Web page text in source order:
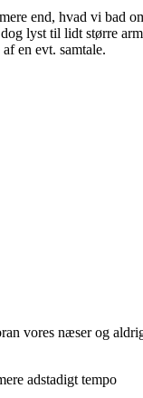
end, hvad vi bad
lyst til lidt større
en evt. samtale.
vores næser og
adstadigt tempo